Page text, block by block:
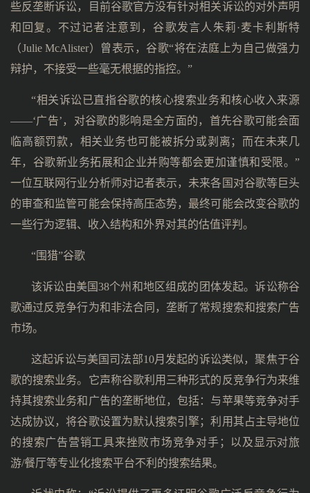
些反垄断诉讼，目前谷歌官方没有针对相关诉讼的对外声明
和回复。不过记者注意到，谷歌发言人朱莉·麦卡利斯特
（Julie McAlister）曾表示，谷歌“将在法庭上为自己做强力
辩护，不接受一些毫无根据的指控。”
“相关诉讼已直指谷歌的核心搜索业务和核心收入来源
——‘广告’，对谷歌的影响是全方面的，首先谷歌可能会面
临高额罚款，相关业务也可能被拆分或剥离；而在未来几
年，谷歌新业务拓展和企业并购等都会更加谨慎和受限。”
一位互联网行业分析师对记者表示，未来各国对谷歌等巨头
的审查和监管可能会保持高压态势，最终可能会改变谷歌的
一些行为逻辑、收入结构和外界对其的估值评判。
“围猎”谷歌
该诉讼由美国38个州和地区组成的团体发起。诉讼称谷
歌通过反竞争行为和非法合同，垄断了常规搜索和搜索广告
市场。
这起诉讼与美国司法部10月发起的诉讼类似，聚焦于谷
歌的搜索业务。它声称谷歌利用三种形式的反竞争行为来维
持其搜索业务和广告的垄断地位，包括：与苹果等竞争对手
达成协议，将谷歌设置为默认搜索引擎；利用其占主导地位
的搜索广告营销工具来挫败市场竞争对手；以及显示对旅
游/餐厅等专业化搜索平台不利的搜索结果。